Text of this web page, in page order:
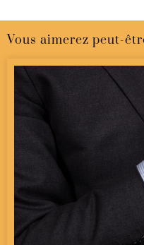
Vous aimerez peut-